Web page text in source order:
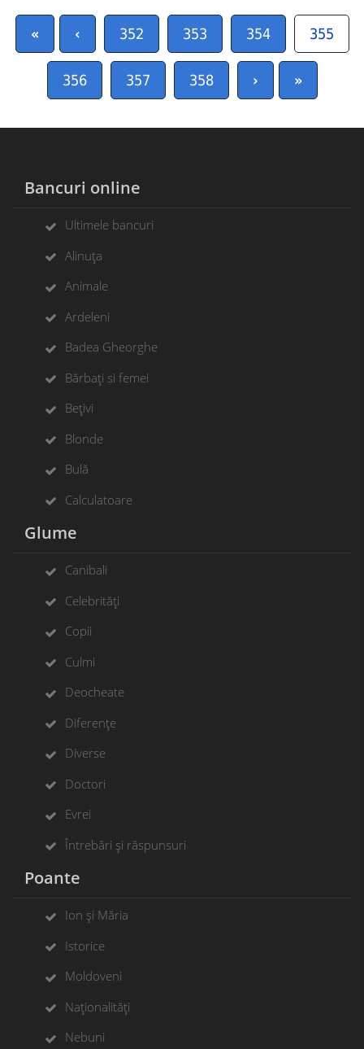
« ‹ 352 353 354 355
356 357 358 › »
Bancuri online
Ultimele bancuri
Alinuța
Animale
Ardeleni
Badea Gheorghe
Bărbați si femei
Bețivi
Blonde
Bulă
Calculatoare
Glume
Canibali
Celebrități
Copii
Culmi
Deocheate
Diferențe
Diverse
Doctori
Evrei
Întrebări și răspunsuri
Poante
Ion și Măria
Istorice
Moldoveni
Naționalități
Nebuni